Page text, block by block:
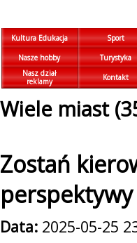
Kultura Edukacja Sport
Nasze hobby
Turystyka
Nasz dział
reklamy
Kontakt
Wiele miast
Zostań
Data: 2025-05-25